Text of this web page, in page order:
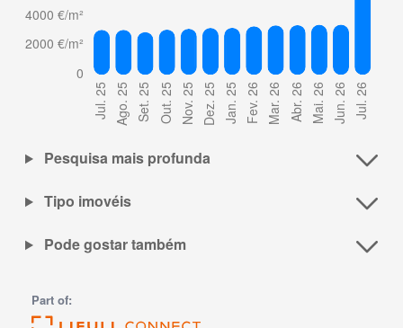
Pesquisa mais profunda
Tipo imovéis
Pode gostar também
Part of: